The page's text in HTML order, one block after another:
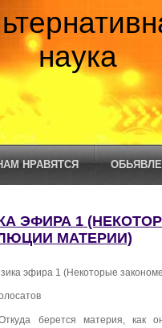
наука
НРАВЯТСЯ
ЭФИРА 1
МАТЕРИИ)
эфира 1 (Некоторые
берется материя, как